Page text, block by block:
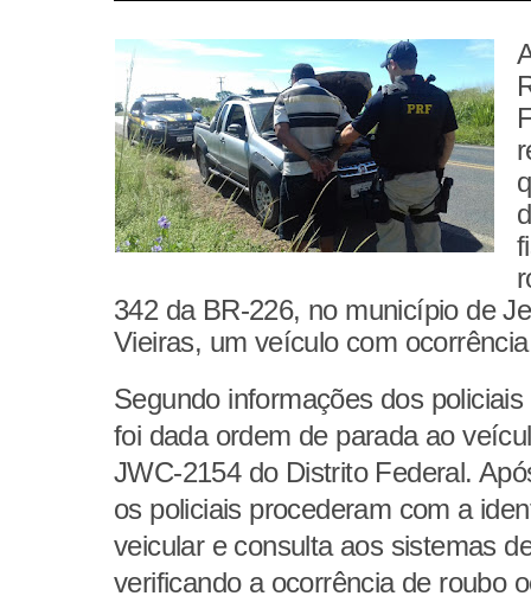
342 da BR-226, no município de
Vieiras, um veículo com
Segundo informações dos
foi dada ordem de parada ao
JWC-2154 do Distrito Federal.
os policiais procederam com a
veicular e consulta aos sistemas
verificando a ocorrência de roubo